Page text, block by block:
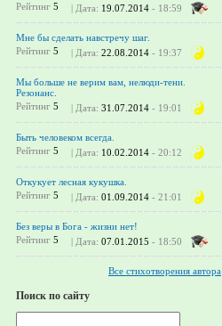
Рейтинг 5 | Дата: 19.07.2014 - 18:59
Мне бы сделать навстречу шаг.
Рейтинг 5 | Дата: 22.08.2014 - 19:37
Мы больше не верим вам, нелюди-тени.
Резонанс.
Рейтинг 5 | Дата: 31.07.2014 - 19:01
Быть человеком всегда.
Рейтинг 5 | Дата: 10.02.2014 - 20:12
Откукует лесная кукушка.
Рейтинг 5 | Дата: 01.09.2014 - 21:01
Без веры в Бога - жизни нет!
Рейтинг 5 | Дата: 07.01.2015 - 18:50
Все стихотворения автора
Поиск по сайту